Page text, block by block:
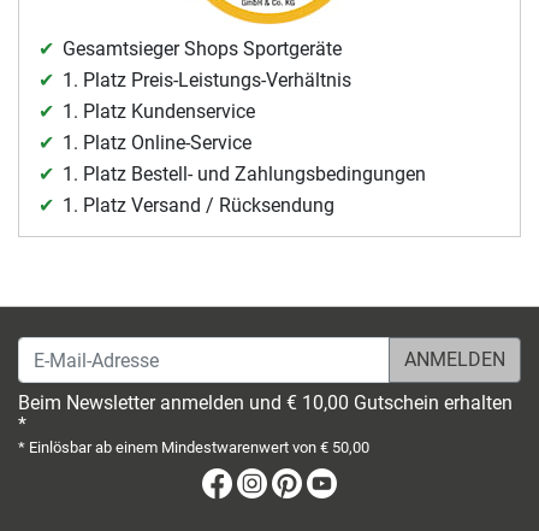
Gesamtsieger Shops Sportgeräte
1. Platz Preis-Leistungs-Verhältnis
1. Platz Kundenservice
1. Platz Online-Service
1. Platz Bestell- und Zahlungsbedingungen
1. Platz Versand / Rücksendung
E-Mail-Adresse
Beim Newsletter anmelden und € 10,00 Gutschein erhalten
*
* Einlösbar ab einem Mindestwarenwert von € 50,00
Facebook
Instagram
Pinterest